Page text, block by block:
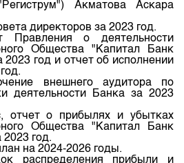
Акматова Аскара
директоров за 2023 год.
Правления о деятельности
Общества "Капитал Банк
2023 год и отчет об исполнении
внешнего аудитора по
деятельности Банка за 2023
отчет о прибылях и убытках
Общества "Капитал Банк
год.
на 2024-2026 годы.
распределения прибыли и